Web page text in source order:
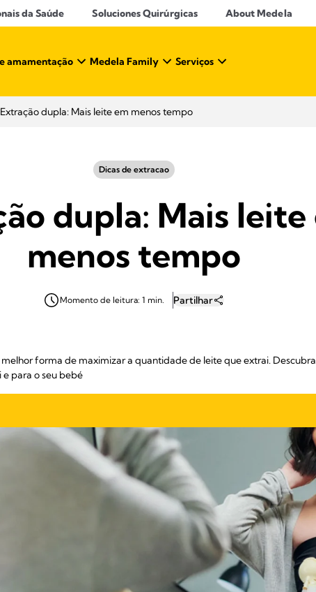
da Saúde​ Soluciones Quirúrgicas About Medela
amamentação​ Medela Family Serviços
Extração dupla: Mais leite em menos tempo
Dicas de extracao
dupla: Mais leite
menos tempo
Momento de leitura: 1 min. Partilhar
forma de maximizar a quantidade de leite que extrai.
para o seu bebé